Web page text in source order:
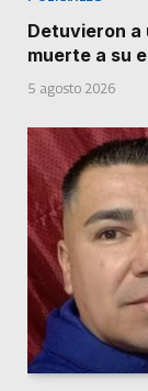
Detuvieron a
muerte a su
5 agosto 2026